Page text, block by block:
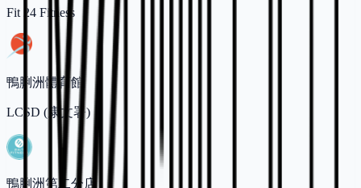
Fit 24 Fitness
鴨脷洲體育館
LCSD (康文署)
鴨脷洲第二分店